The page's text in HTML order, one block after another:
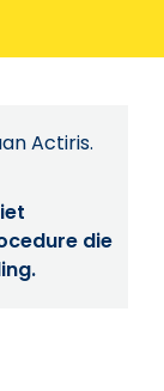
Actiris.
die